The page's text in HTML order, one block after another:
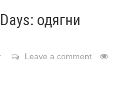
одягни
Leave a comment